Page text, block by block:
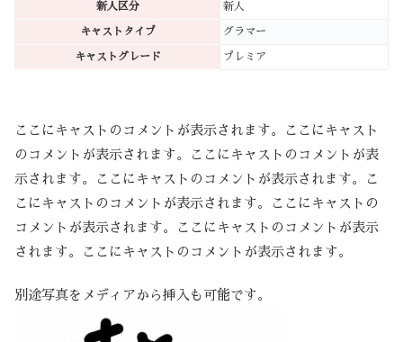
新人区分 新人
キャストタイプ グラマー
キャストグレード プレミア
ここにキャストのコメントが表示されます。ここにキャスト
のコメントが表示されます。ここにキャストのコメントが表
示されます。ここにキャストのコメントが表示されます。こ
こにキャストのコメントが表示されます。ここにキャストの
コメントが表示されます。ここにキャストのコメントが表示
されます。ここにキャストのコメントが表示されます。
別途写真をメディアから挿入も可能です。